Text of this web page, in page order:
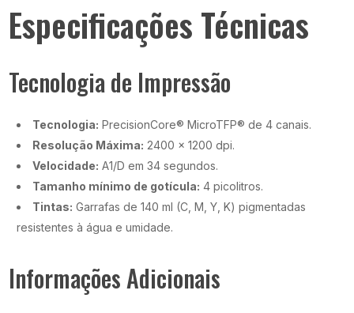
Especificações Técnicas
Tecnologia de Impressão
Tecnologia: PrecisionCore® MicroTFP® de 4 canais.
Resolução Máxima: 2400 x 1200 dpi.
Velocidade: A1/D em 34 segundos.
Tamanho mínimo de gotícula: 4 picolitros.
Tintas: Garrafas de 140 ml (C, M, Y, K) pigmentadas
resistentes à água e umidade.
Informações Adicionais